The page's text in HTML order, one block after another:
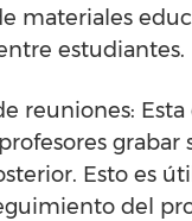
materiales
estudiantes.
reuniones:
grabar
Esto es
del